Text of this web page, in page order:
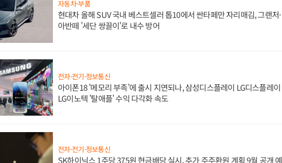
자동차·부품
현대차 올해 SUV 국내 베스트셀러 톱10에서 싼타페만 자리매김, 그랜저·
아반떼 '세단 쌍끌이'로 내수 방어
전자·전기·정보통신
아이폰18 '메모리 부족'에 출시 지연되나, 삼성디스플레이 LG디스플레이
LG이노텍 '탈애플' 수익 다각화 속도
전자·전기·정보통신
SK하이닉스 1주당 375원 현금배당 실시, 추가 주주환원 계획 9월 공개 예